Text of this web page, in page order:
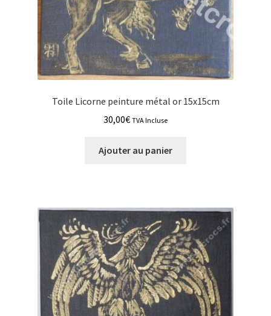
Toile Licorne peinture métal or 15x15cm
30,00€ TVA Incluse
Ajouter au panier